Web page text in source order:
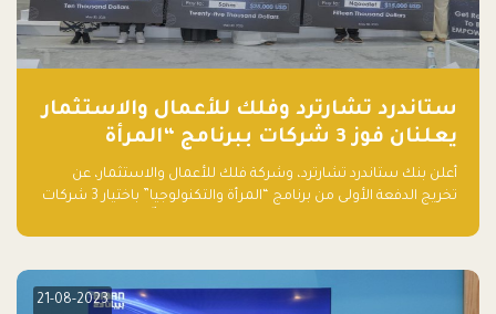
ستاندرد تشارترد وفلك للأعمال والاستثمار
يعلنان فوز 3 شركات ببرنامج “المرأة
والتكنولوجيا”
أعلن بنك ستاندرد تشارترد، وشركة فلك للأعمال والاستثمار، عن
تخريج الدفعة الأولى من برنامج “المرأة والتكنولوجيا” باختيار 3 شركات
الأعمال، اللواتي خضعن لبرنامج حاضنة مدته 8 أسابيع، أفكاراً مبتكرة
21-08-2023